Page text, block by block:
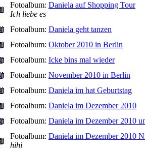
Fotoalbum: Daniela auf Shopping Tour
Ich liebe es
Fotoalbum: Daniela geht tanzen
Fotoalbum: Oktober 2010 in Berlin
Fotoalbum: Icke bins mal wieder
Fotoalbum: November 2010 in Berlin
Fotoalbum: Daniela im hat Geburtstag
Fotoalbum: Daniela im Dezember 2010
Fotoalbum: Daniela im Dezember 2010
Fotoalbum: Daniela im Dezember 2010
hihi